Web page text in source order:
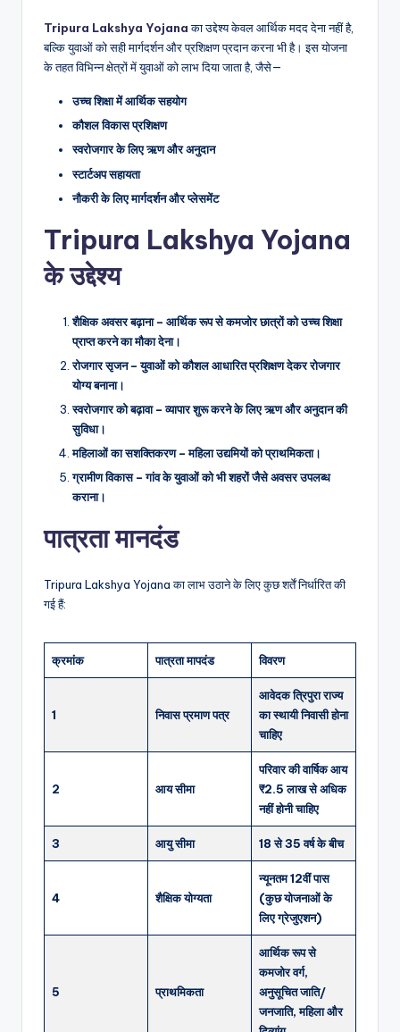
Tripura Lakshya Yojanaका उद्देश्य केवल आर्थिक मदद देना नहीं है,
बल्कि युवाओं को सही मार्गदर्शन और प्रशिक्षण प्रदान करना भी है। इस योजना
के तहत विभिन्न क्षेत्रों में युवाओं को लाभ दिया जाता है, जैसे—
उच्च शिक्षा में आर्थिक सहयोग
कौशल विकास प्रशिक्षण
स्वरोजगार के लिए ऋण और अनुदान
स्टार्टअप सहायता
नौकरी के लिए मार्गदर्शन और प्लेसमेंट
Tripura Lakshya Yojana
के उद्देश्य
शैक्षिक अवसर बढ़ाना – आर्थिक रूप से कमजोर छात्रों को उच्च शिक्षा
प्राप्त करने का मौका देना।
रोजगार सृजन – युवाओं को कौशल आधारित प्रशिक्षण देकर रोजगार
योग्य बनाना।
स्वरोजगार को बढ़ावा – व्यापार शुरू करने के लिए ऋण और अनुदान की
सुविधा।
महिलाओं का सशक्तिकरण – महिला उद्यमियों को प्राथमिकता।
ग्रामीण विकास – गांव के युवाओं को भी शहरों जैसे अवसर उपलब्ध
कराना।
पात्रता मानदंड
Tripura Lakshya Yojana का लाभ उठाने के लिए कुछ शर्तें निर्धारित की
गई हैं:
क्रमांक पात्रता मापदंड विवरण
1 निवास प्रमाण पत्र
आवेदक त्रिपुरा राज्य
का स्थायी निवासी होना
चाहिए
2 आय सीमा
परिवार की वार्षिक आय
₹2.5 लाख से अधिक
नहीं होनी चाहिए
3 आयु सीमा 18 से 35 वर्ष के बीच
4 शैक्षिक योग्यता
न्यूनतम 12वीं पास
(कुछ योजनाओं के
लिए ग्रेजुएशन)
5 प्राथमिकता
आर्थिक रूप से
कमजोर वर्ग,
अनुसूचित जाति/
जनजाति, महिला और